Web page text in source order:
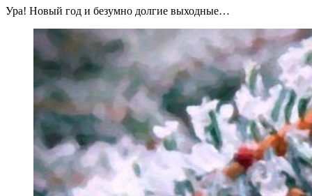
Ура! Новый год и безумно долгие выходные…